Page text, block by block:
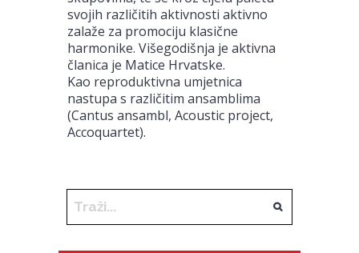
svojih različitih aktivnosti aktivno
zalaže za promociju klasične
harmonike. Višegodišnja je aktivna
članica je Matice Hrvatske.
Kao reproduktivna umjetnica
nastupa s različitim ansamblima
(Cantus ansambl, Acoustic project,
Accoquartet).